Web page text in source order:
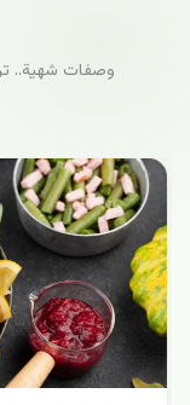
وصفات شهية..